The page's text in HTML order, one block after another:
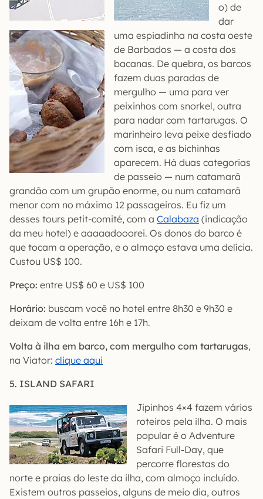
o) de
dar
uma espiadinha na costa oeste
de Barbados — a costa dos
bacanas. De quebra, os barcos
fazem duas paradas de
mergulho — uma para ver
peixinhos com snorkel, outra
para nadar com tartarugas. O
marinheiro leva peixe desfiado
com isca, e as bichinhas
aparecem. Há duas categorias
de passeio — num catamarã
grandão com um grupão enorme, ou num catamarã
menor com no máximo 12 passageiros. Eu fiz um
desses tours petit-comité, com a Calabaza (indicação
da meu hotel) e aaaaadooorei. Os donos do barco é
que tocam a operação, e o almoço estava uma delícia.
Custou US$ 100.
Preço: entre US$ 60 e US$ 100
Horário: buscam você no hotel entre 8h30 e 9h30 e
deixam de volta entre 16h e 17h.
Volta à ilha em barco, com mergulho com tartarugas,
na Viator: clique aqui
5. ISLAND SAFARI
Jipinhos 4×4 fazem vários
roteiros pela ilha. O mais
popular é o Adventure
Safari Full-Day, que
percorre florestas do
norte e praias do leste da ilha, com almoço incluído.
Existem outros passeios, alguns de meio dia, outros